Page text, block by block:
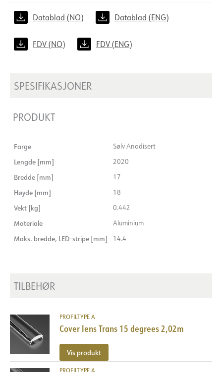
Datablad (NO) Datablad (ENG)
FDV (NO) FDV (ENG)
SPESIFIKASJONER
PRODUKT
Farge Sølv Anodisert
Lengde [mm] 2020
Bredde [mm] 17
Høyde [mm] 18
Vekt [kg] 0.442
Materiale Aluminium
Maks. bredde, LED-stripe [mm] 14.4
TILBEHØR
PROFILTYPE A
Cover lens Trans 15 degrees 2,02m
Vis produkt
PROFILTYPE A